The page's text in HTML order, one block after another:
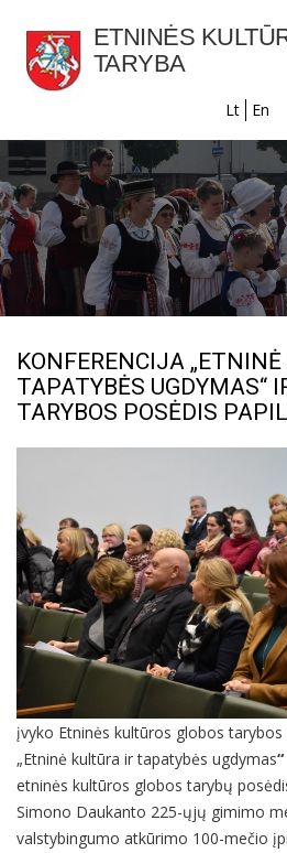
ETNINĖS
TARYBA
Lt En
KONFERENCIJA
TAPATYBĖS UGDYMAS“
TARYBOS POSĖDIS
įvyko Etninės kultūros globos
„Etninė kultūra ir tapatybės ugdymas“
etninės kultūros globos tarybų
Simono Daukanto 225-ųjų gimimo
valstybingumo atkūrimo 100-mečio